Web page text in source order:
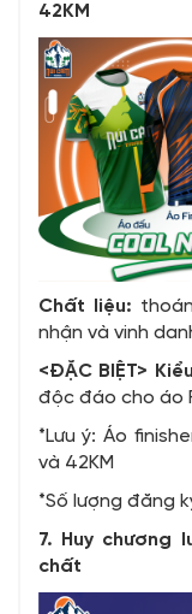
42 KM
Chất liệu:
nhận và vinh
<ĐẶC BIỆT>
độc đáo cho áo
*Lưu ý: Áo
và 42KM
*Số lượng đăng
7. Huy chương
chất